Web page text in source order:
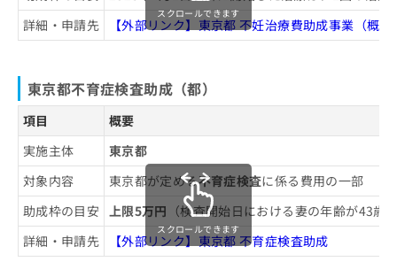
高輪台レディースクリニック
みなとウィメンズクリニック
治療を検討しよう！
不妊治療の主なステップと治療法一覧
不妊治療でよく行われる検査の基礎知
識
不妊治療でどんな検査をするの？
検査を受けるタイミングの目安は？
不妊治療についてのよくある質問10選！
詳細・申請先
【外部リンク】東京都 不妊治療費助成事業（概要
スクロールできます
東京都不育症検査助成（都）
項目
概要
実施主体
東京都
対象内容
東京都が定める不育症検査に係る費用の一部
助成枠の目安 上限5万円 （検査開始日における妻の年齢が43
詳細・申請先
【外部リンク】東京都 不育症検査助成
スクロールできます